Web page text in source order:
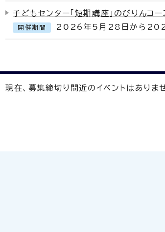
子どもセンター「短期講座」のびりんコ
開催期間 2026年5月28日から
現在、募集締切り間近のイベントはありませ